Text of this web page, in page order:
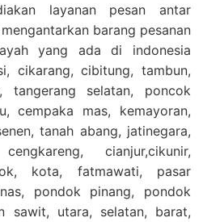
layanan pesan antar
barang pesanan
yang ada di indonesia
cikarang, cibitung, tambun,
tangerang selatan, poncok
cempaka mas, kemayoran,
tanah abang, jatinegara,
cianjur,cikunir,
kota, fatmawati, pasar
pondok pinang, pondok
sawit, utara, selatan, barat,